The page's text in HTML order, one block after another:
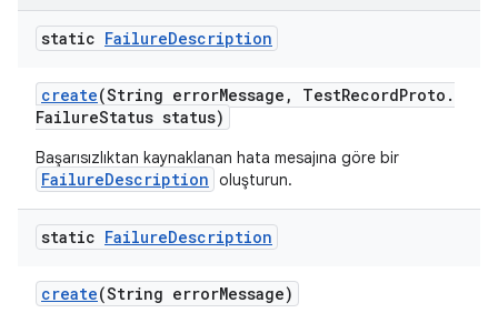
static FailureDescription
create(String errorMessage , TestRecordProto .
FailureStatus status)
Başarısızlıktan kaynaklanan hata mesajına göre bir
FailureDescription oluşturun.
static FailureDescription
create(String errorMessage)